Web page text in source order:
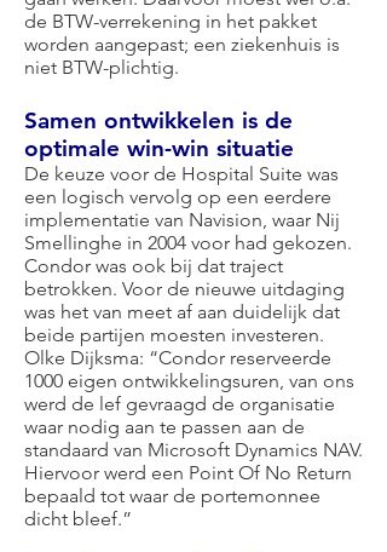
de BTW-verrekening in het pakket
worden aangepast; een ziekenhuis is
niet BTW-plichtig.
Samen ontwikkelen is de
optimale win-win situatie
De keuze voor de Hospital Suite was
een logisch vervolg op een eerdere
implementatie van Navision, waar Nij
Smellinghe in 2004 voor had gekozen.
Condor was ook bij dat traject
betrokken. Voor de nieuwe uitdaging
was het van meet af aan duidelijk dat
beide partijen moesten investeren.
Olke Dijksma: “Condor reserveerde
1000 eigen ontwikkelingsuren, van ons
werd de lef gevraagd de organisatie
waar nodig aan te passen aan de
standaard van Microsoft Dynamics NAV.
Hiervoor werd een Point Of No Return
bepaald tot waar de portemonnee
dicht bleef.”